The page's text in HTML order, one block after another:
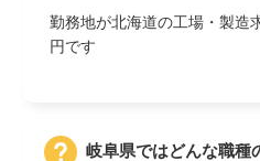
勤務地が北海道の工場・製造
円です
岐阜県ではどんな職種